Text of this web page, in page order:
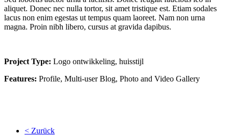
aliquet. Donec nec nulla tortor, sit amet tristique est. Etiam sodales
lacus non enim egestas ut tempus quam laoreet. Nam non urna
magna. Proin nibh libero, cursus at gravida dapibus.
Project Type: Logo ontwikkeling, huisstijl
Features: Profile, Multi-user Blog, Photo and Video Gallery
< Zurück